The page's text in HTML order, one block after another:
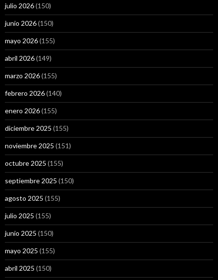
julio 2026(150)
junio 2026(150)
mayo 2026(155)
abril 2026(149)
marzo 2026(155)
febrero 2026(140)
enero 2026(155)
diciembre 2025 (155)
noviembre 2025 (151)
octubre 2025 (155)
septiembre 2025 (150)
agosto 2025 (155)
julio 2025 (155)
junio 2025 (150)
mayo 2025 (155)
abril 2025 (150)